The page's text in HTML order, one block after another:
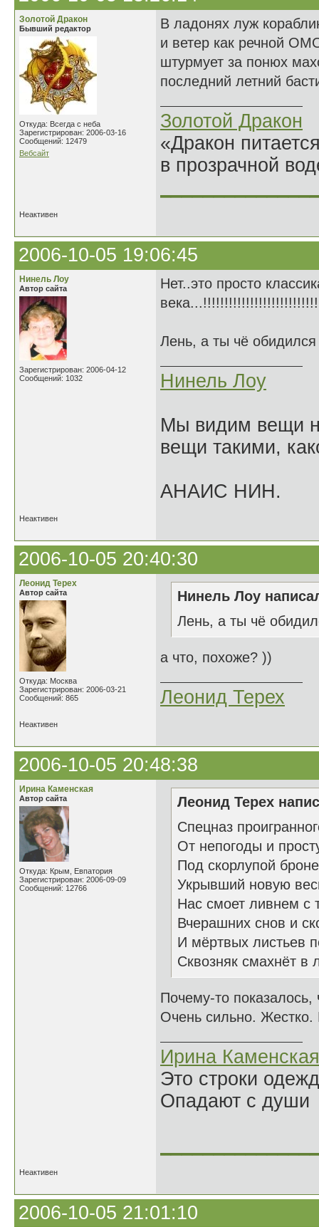
Золотой Дракон
Бывший редактор
Откуда: Всегда с неба
Зарегистрирован: 2006-03-16
Сообщений: 12479
Вебсайт
В ладонях луж
и ветер как речной
штурмует за понюх
последний летний
Золотой Дракон
«Дракон
в прозрачной
Неактивен
2006-10-05 19:06:45
Нинель Лоу
Автор сайта
Зарегистрирован: 2006-04-12
Сообщений: 1032
Нет..это просто
Лень, а ты чё
Нинель Лоу
Мы видим вещи
вещи такими,
АНАИС НИН.
Неактивен
2006-10-05 20:40:30
Леонид Терех
Автор сайта
Откуда: Москва
Зарегистрирован: 2006-03-21
Сообщений: 865
Нинель Лоу
Лень, а ты чё
а что, похоже? ))
Леонид Терех
Неактивен
2006-10-05 20:48:38
Ирина Каменская
Автор сайта
Откуда: Крым, Евпатория
Зарегистрирован: 2006-09-09
Сообщений: 12766
Леонид Терех
Спецназ
От непогоды и
Под скорлупой
Укрывший новую
Нас смоет ливнем с
Вчерашних снов и
И мёртвых листьев
Сквозняк смахнёт в
Почему-то показалось,
Очень сильно. Жестко.
Ирина Каменская
Это строки
Опадают с души
Неактивен
2006-10-05 21:01:10